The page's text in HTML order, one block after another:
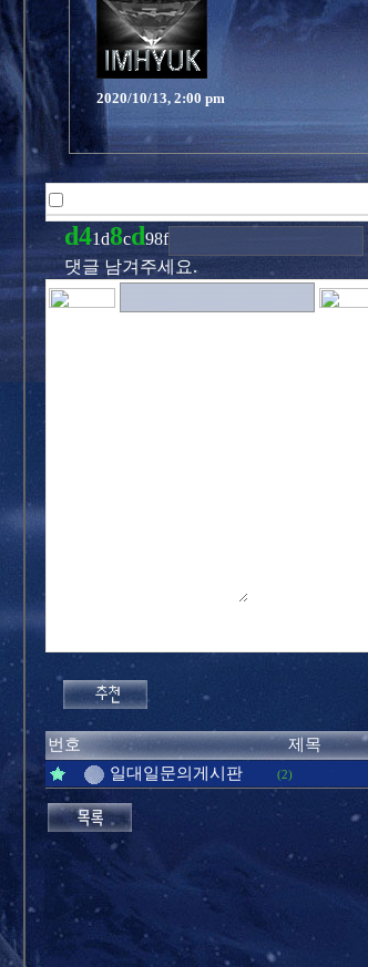
2020/10/13, 2:00 pm
이모티콘사용하기
d41d8cd98f
댓글 남겨주세요.
번호 제목
일대일문의게시판 (2)